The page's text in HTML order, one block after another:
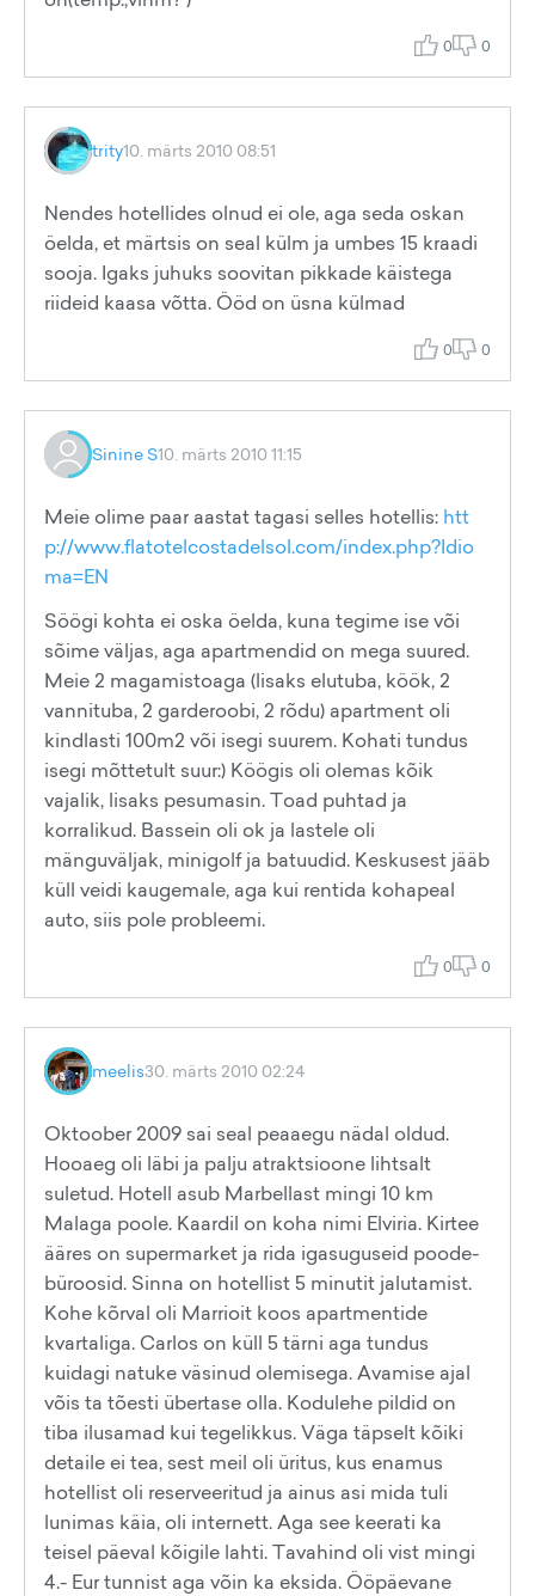
0 0
trity10. märts 2010 08:51
Nendes hotellides olnud ei ole, aga seda oskan
öelda, et märtsis on seal külm ja umbes 15 kraadi
sooja. Igaks juhuks soovitan pikkade käistega
riideid kaasa võtta. Ööd on üsna külmad
0 0
Sinine S10. märts 2010 11:15
Meie olime paar aastat tagasi selles hotellis: htt
p://www.flatotelcostadelsol.com/index.php?Idio
ma=EN
Söögi kohta ei oska öelda, kuna tegime ise või
sõime väljas, aga apartmendid on mega suured.
Meie 2 magamistoaga (lisaks elutuba, köök, 2
vannituba, 2 garderoobi, 2 rõdu) apartment oli
kindlasti 100m2 või isegi suurem. Kohati tundus
isegi mõttetult suur:) Köögis oli olemas kõik
vajalik, lisaks pesumasin. Toad puhtad ja
korralikud. Bassein oli ok ja lastele oli
mänguväljak, minigolf ja batuudid. Keskusest jääb
küll veidi kaugemale, aga kui rentida kohapeal
auto, siis pole probleemi.
0 0
meelis30. märts 2010 02:24
Oktoober 2009 sai seal peaaegu nädal oldud.
Hooaeg oli läbi ja palju atraktsioone lihtsalt
suletud. Hotell asub Marbellast mingi 10 km
Malaga poole. Kaardil on koha nimi Elviria. Kirtee
ääres on supermarket ja rida igasuguseid poode-
büroosid. Sinna on hotellist 5 minutit jalutamist.
Kohe kõrval oli Marrioit koos apartmentide
kvartaliga. Carlos on küll 5 tärni aga tundus
kuidagi natuke väsinud olemisega. Avamise ajal
võis ta tõesti übertase olla. Kodulehe pildid on
tiba ilusamad kui tegelikkus. Väga täpselt kõiki
detaile ei tea, sest meil oli üritus, kus enamus
hotellist oli reserveeritud ja ainus asi mida tuli
lunimas käia, oli internett. Aga see keerati ka
teisel päeval kõigile lahti. Tavahind oli vist mingi
4.- Eur tunnist aga võin ka eksida. Ööpäevane